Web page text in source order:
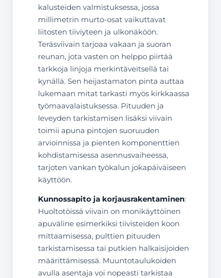
kalusteiden valmistuksessa, jossa
millimetrin murto-osat vaikuttavat
liitosten tiiviyteen ja ulkonäköön.
Teräsviivain tarjoaa vakaan ja suoran
reunan, jota vasten on helppo piirtää
tarkkoja linjoja merkintäveitsellä tai
kynällä. Sen heijastamaton pinta auttaa
lukemaan mitat tarkasti myös kirkkaassa
työmaavalaistuksessa. Pituuden ja
leveyden tarkistamisen lisäksi viivain
toimii apuna pintojen suoruuden
arvioinnissa ja pienten komponenttien
kohdistamisessa asennusvaiheessa,
tarjoten vankan työkalun jokapäiväiseen
käyttöön.
Kunnossapito ja korjausrakentaminen:
Huoltotöissä viivain on monikäyttöinen
apuväline esimerkiksi tiivisteiden koon
mittaamisessa, pulttien pituuden
tarkistamisessa tai putkien halkaisijoiden
määrittämisessä. Muuntotaulukoiden
avulla asentaja voi nopeasti tarkistaa